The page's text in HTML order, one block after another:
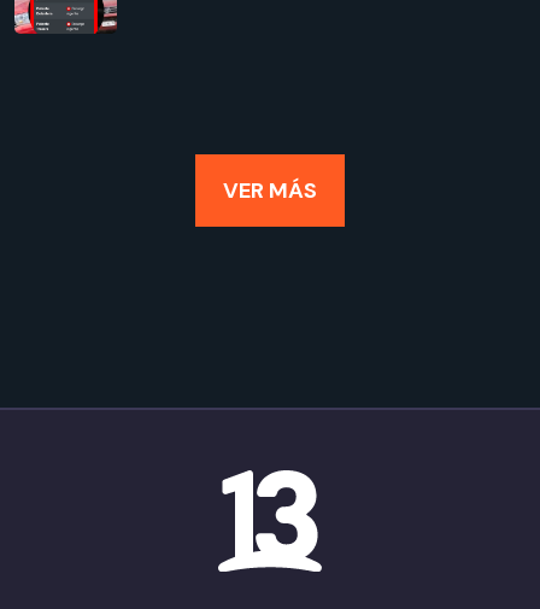
VER MÁS